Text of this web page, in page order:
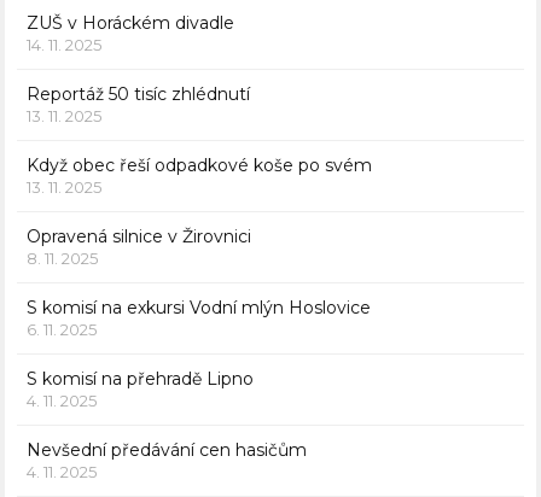
ZUŠ v Horáckém divadle
14. 11. 2025
Reportáž 50 tisíc zhlédnutí
13. 11. 2025
Když obec řeší odpadkové koše po svém
13. 11. 2025
Opravená silnice v Žirovnici
8. 11. 2025
S komisí na exkursi Vodní mlýn Hoslovice
6. 11. 2025
S komisí na přehradě Lipno
4. 11. 2025
Nevšední předávání cen hasičům
4. 11. 2025